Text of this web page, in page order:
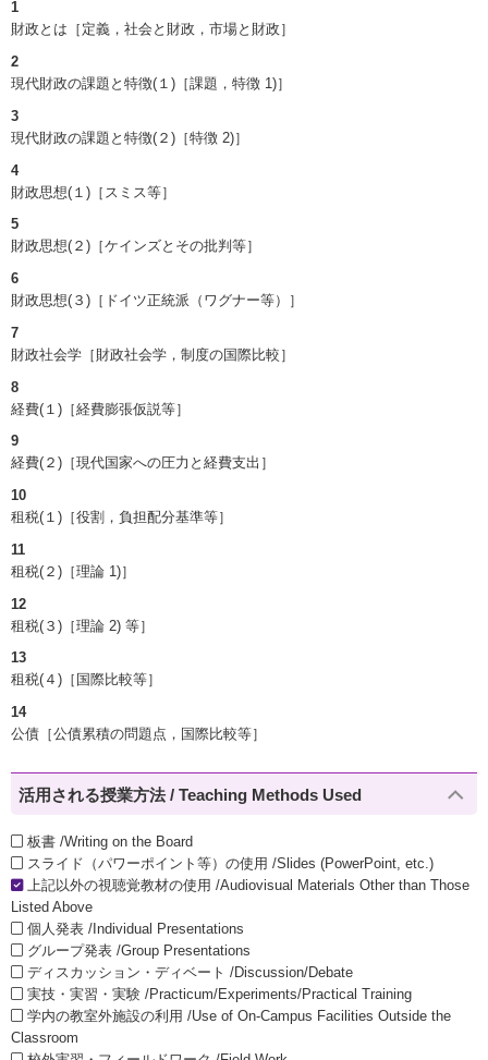
1
財政とは［定義，社会と財政，市場と財政］
2
現代財政の課題と特徴(１)［課題，特徴 1)］
3
現代財政の課題と特徴(２)［特徴 2)］
4
財政思想(１)［スミス等］
5
財政思想(２)［ケインズとその批判等］
6
財政思想(３)［ドイツ正統派（ワグナー等）］
7
財政社会学［財政社会学，制度の国際比較］
8
経費(１)［経費膨張仮説等］
9
経費(２)［現代国家への圧力と経費支出］
10
租税(１)［役割，負担配分基準等］
11
租税(２)［理論 1)］
12
租税(３)［理論 2) 等］
13
租税(４)［国際比較等］
14
公債［公債累積の問題点，国際比較等］
活用される授業方法 / Teaching Methods Used
板書 /Writing on the Board
スライド（パワーポイント等）の使用 /Slides (PowerPoint, etc.)
上記以外の視聴覚教材の使用 /Audiovisual Materials Other than Those
Listed Above
個人発表 /Individual Presentations
グループ発表 /Group Presentations
ディスカッション・ディベート /Discussion/Debate
実技・実習・実験 /Practicum/Experiments/Practical Training
学内の教室外施設の利用 /Use of On-Campus Facilities Outside the
Classroom